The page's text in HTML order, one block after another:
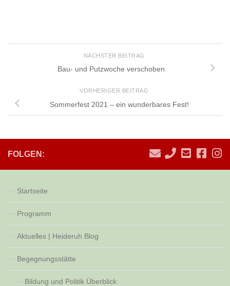
NÄCHSTER BEITRAG
Bau- und Putzwoche verschoben
VORHERIGER BEITRAG
Sommerfest 2021 – ein wunderbares Fest!
FOLGEN:
Startseite
Programm
Aktuelles | Heideruh Blog
Begegnungsstätte
Bildung und Politik Überblick